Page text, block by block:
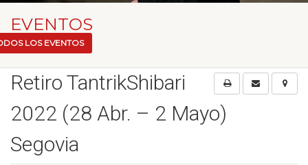
EVENTOS
LOS EVENTOS
Retiro TantrikShibari
2022 (28 Abr. – 2 Mayo)
Segovia